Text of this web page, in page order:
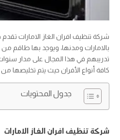
شركة تنظيف افران الغاز الامارات تقدم
بالامارات ومدنها، ويوجد بها طاقم من
تدريبهم في هذا المجال على مدار
كافة أنواع الأفران حيث يتم تخليصها
جدول المحتويات
شركة تنظيف افران الغاز الامارات